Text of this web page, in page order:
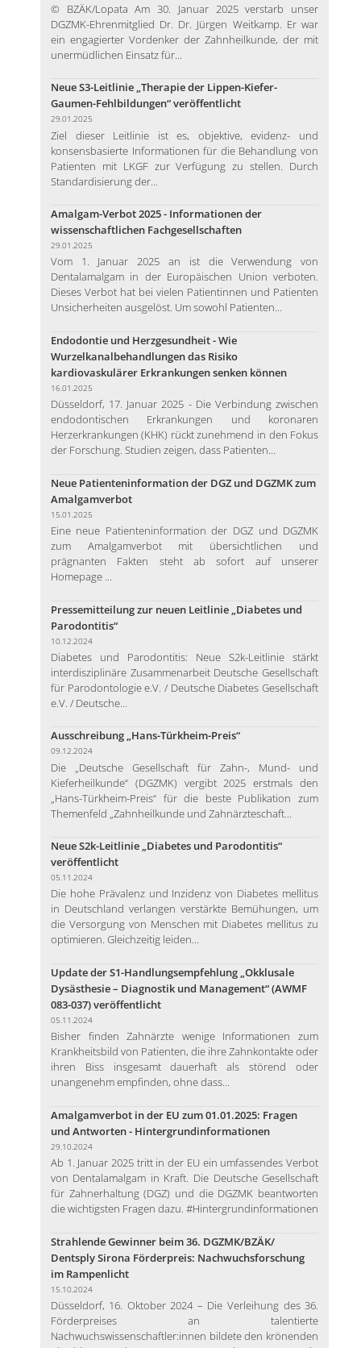
© BZÄK/Lopata Am 30. Januar 2025 verstarb unser
DGZMK-Ehrenmitglied Dr. Dr. Jürgen Weitkamp. Er war
ein engagierter Vordenker der Zahnheilkunde, der mit
unermüdlichen Einsatz für...
Neue S3-Leitlinie „Therapie der Lippen-Kiefer-
Gaumen-Fehlbildungen“ veröffentlicht
29.01.2025
Ziel dieser Leitlinie ist es, objektive, evidenz- und
konsensbasierte Informationen für die Behandlung von
Patienten mit LKGF zur Verfügung zu stellen. Durch
Standardisierung der...
Amalgam-Verbot 2025 - Informationen der
wissenschaftlichen Fachgesellschaften
29.01.2025
Vom 1. Januar 2025 an ist die Verwendung von
Dentalamalgam in der Europäischen Union verboten.
Dieses Verbot hat bei vielen Patientinnen und Patienten
Unsicherheiten ausgelöst. Um sowohl Patienten...
Endodontie und Herzgesundheit - Wie
Wurzelkanalbehandlungen das Risiko
kardiovaskulärer Erkrankungen senken können
16.01.2025
Düsseldorf, 17. Januar 2025 - Die Verbindung zwischen
endodontischen Erkrankungen und koronaren
Herzerkrankungen (KHK) rückt zunehmend in den Fokus
der Forschung. Studien zeigen, dass Patienten...
Neue Patienteninformation der DGZ und DGZMK zum
Amalgamverbot
15.01.2025
Eine neue Patienteninformation der DGZ und DGZMK
zum Amalgamverbot mit übersichtlichen und
prägnanten Fakten steht ab sofort auf unserer
Homepage ...
Pressemitteilung zur neuen Leitlinie „Diabetes und
Parodontitis“
10.12.2024
Diabetes und Parodontitis: Neue S2k-Leitlinie stärkt
interdisziplinäre Zusammenarbeit Deutsche Gesellschaft
für Parodontologie e.V. / Deutsche Diabetes Gesellschaft
e.V. / Deutsche...
Ausschreibung „Hans-Türkheim-Preis“
09.12.2024
Die „Deutsche Gesellschaft für Zahn-, Mund- und
Kieferheilkunde“ (DGZMK) vergibt 2025 erstmals den
„Hans-Türkheim-Preis“ für die beste Publikation zum
Themenfeld „Zahnheilkunde und Zahnärzteschaft...
Neue S2k-Leitlinie „Diabetes und Parodontitis“
veröffentlicht
05.11.2024
Die hohe Prävalenz und Inzidenz von Diabetes mellitus
in Deutschland verlangen verstärkte Bemühungen, um
die Versorgung von Menschen mit Diabetes mellitus zu
optimieren. Gleichzeitig leiden...
Update der S1-Handlungsempfehlung „Okklusale
Dysästhesie – Diagnostik und Management“ (AWMF
083-037) veröffentlicht
05.11.2024
Bisher finden Zahnärzte wenige Informationen zum
Krankheitsbild von Patienten, die ihre Zahnkontakte oder
ihren Biss insgesamt dauerhaft als störend oder
unangenehm empfinden, ohne dass...
Amalgamverbot in der EU zum 01.01.2025: Fragen
und Antworten - Hintergrundinformationen
29.10.2024
Ab 1. Januar 2025 tritt in der EU ein umfassendes Verbot
von Dentalamalgam in Kraft. Die Deutsche Gesellschaft
für Zahnerhaltung (DGZ) und die DGZMK beantworten
die wichtigsten Fragen dazu. #Hintergrundinformationen
Strahlende Gewinner beim 36. DGZMK/BZÄK/
Dentsply Sirona Förderpreis: Nachwuchsforschung
im Rampenlicht
15.10.2024
Düsseldorf, 16. Oktober 2024 – Die Verleihung des 36.
Förderpreises an talentierte
Nachwuchswissenschaftler:innen bildete den krönenden